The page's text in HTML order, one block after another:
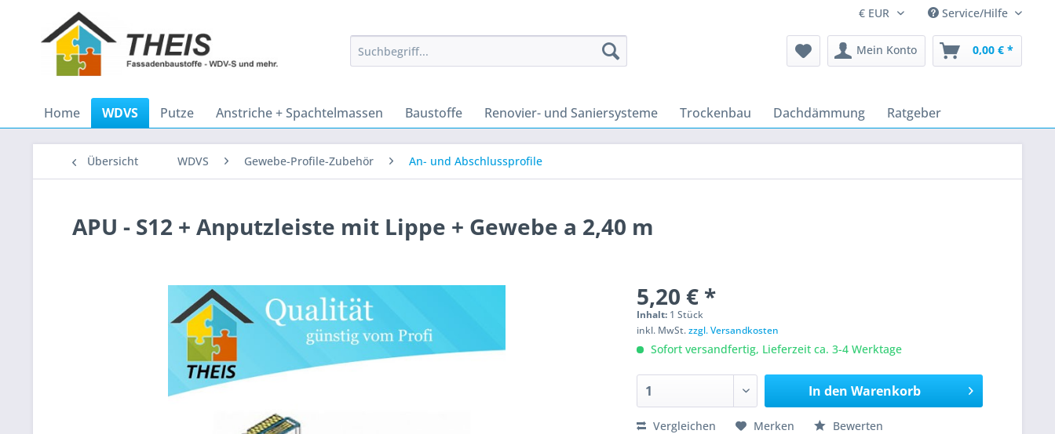
Service/Hilfe
Mein Konto 0,00 € *
Home WDVS Putze Anstriche + Spachtelmassen Baustoffe Renovier- und Saniersysteme Trockenbau Dachdämmung Ratgeber
Übersicht WDVS Gewebe-Profile-Zubehör An- und Abschlussprofile
APU - S12 + Anputzleiste mit Lippe + Gewebe a 2,40 m
5,20 € *
Inhalt: 1 Stück
inkl. MwSt.zzgl. Versandkosten
Sofort versandfertig, Lieferzeit ca. 3-4 Werktage
In den Warenkorb
Vergleichen Merken Bewerten